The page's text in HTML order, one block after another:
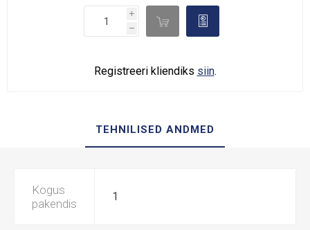
i
h
d 
Registreeri kliendiks siin.
TEHNILISED ANDMED
Kogus
pakendis
1